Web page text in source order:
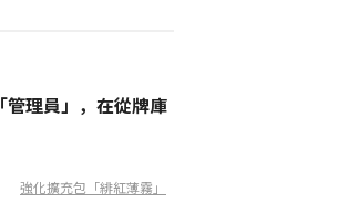
理員」，在從牌庫
強化擴充包「緋紅薄霧」